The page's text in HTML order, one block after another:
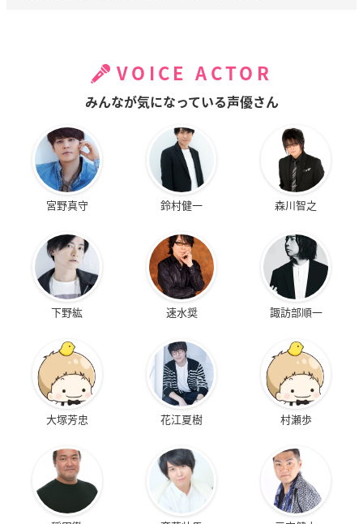
VOICE ACTOR
みんなが気になっている声優さん
宮野真守 鈴村健一 森川智之
下野紘 速水奨 諏訪部順一
大塚芳忠 花江夏樹 村瀬歩